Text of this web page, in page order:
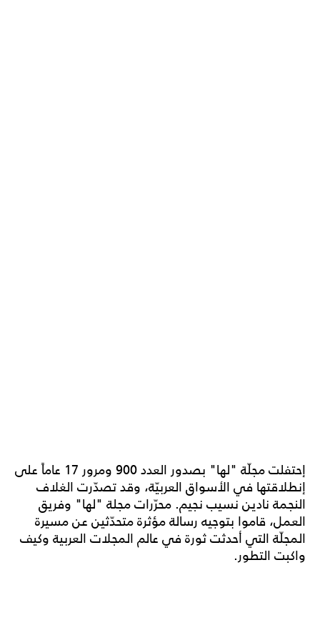
إحتفلت مجلّة "لها" بصدور العدد 900 ومرور 17 عاماً على
إنطلاقتها في الأسواق العربيّة، وقد تصدّرت الغلاف
النجمة نادين نسيب نجيم. محرّرات مجلة "لها" وفريق
العمل، قاموا بتوجيه رسالة مؤثرة متحدّثين عن مسيرة
المجلّة التي أحدثت ثورة في عالم المجلات العربية وكيف
واكبت التطور.